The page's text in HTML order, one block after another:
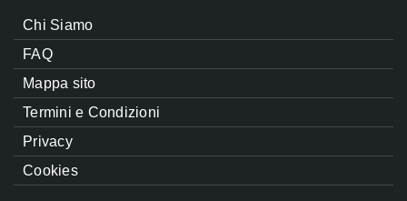
Chi Siamo
FAQ
Mappa sito
Termini e Condizioni
Privacy
Cookies